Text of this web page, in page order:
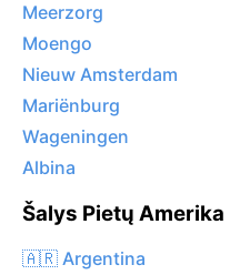
Meerzorg
Moengo
Nieuw Amsterdam
Mariënburg
Wageningen
Albina
Šalys Pietų Amerika
🇦🇷 Argentina